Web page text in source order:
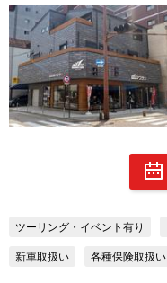
ツーリング・イベント有り
新車取扱い 各種保険取扱い